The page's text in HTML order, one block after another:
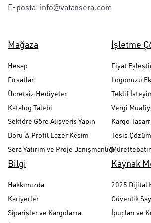
E-posta: info@vatansera.com
Mağaza
Hesap
Fırsatlar
Ücretsiz Hediyeler
Katalog Talebi
Sektöre Göre Alışveriş Yapın
Boru & Profil Lazer Kesim
Sera Yatırım ve Proje Danışmanlığı
İşletme
Fiyat
Logonuzu
Teklif İsteyin
Vergi
Kargo
Tesis
Bilgi
Hakkımızda
Kariyerler
Siparişler ve Kargolama
Kaynak
2025 Dijital
Güvenlik
İpuçları ve